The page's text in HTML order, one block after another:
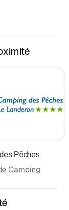
Pêches
Camping